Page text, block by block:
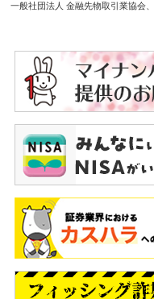
一般社団法人 金融先物取引業協会